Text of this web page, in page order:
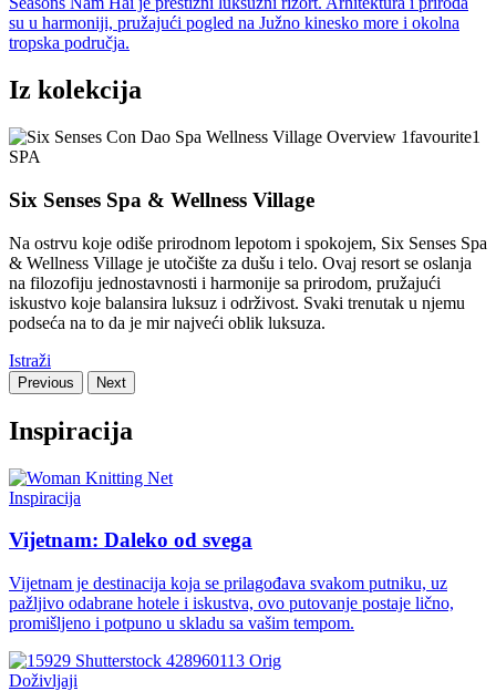
su u harmoniji, pružajući pogled na Južno kinesko more i okolna
tropska područja.
Iz kolekcija
SPA
Six Senses Spa & Wellness Village
Na ostrvu koje odiše prirodnom lepotom i spokojem, Six Senses Spa
& Wellness Village je utočište za dušu i telo. Ovaj resort se oslanja
na filozofiju jednostavnosti i harmonije sa prirodom, pružajući
iskustvo koje balansira luksuz i održivost. Svaki trenutak u njemu
podseća na to da je mir najveći oblik luksuza.
Istraži
Previous Next
Inspiracija
Inspiracija
Vijetnam: Daleko od svega
Vijetnam je destinacija koja se prilagođava svakom putniku, uz
pažljivo odabrane hotele i iskustva, ovo putovanje postaje lično,
promišljeno i potpuno u skladu sa vašim tempom.
Doživljaji